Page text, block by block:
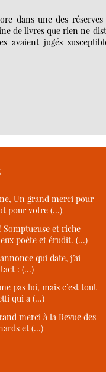
dans une des
de livres que rien ne
avaient jugés
Un grand merci pour
pour votre (…)
Somptueuse et riche
poète et érudit. (…)
qui date, j’ai
: (…)
pas lui, mais c’est tout
qui a (…)
merci à la Revue des
et (…)